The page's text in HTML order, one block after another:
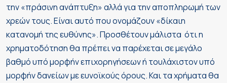
την «πράσινη ανάπτυξη» αλλά για την αποπληρωμή των
χρεών τους. Είναι αυτό που ονομάζουν «δίκαιη
κατανομή της ευθύνης». Προσθέτουν μάλιστα ότι η
χρηματοδότηση θα πρέπει να παρέχεται σε μεγάλο
βαθμό υπό μορφήν επιχορηγήσεων ή τουλάχιστον υπό
μορφήν δανείων με ευνοϊκούς όρους. Και τα χρήματα θα